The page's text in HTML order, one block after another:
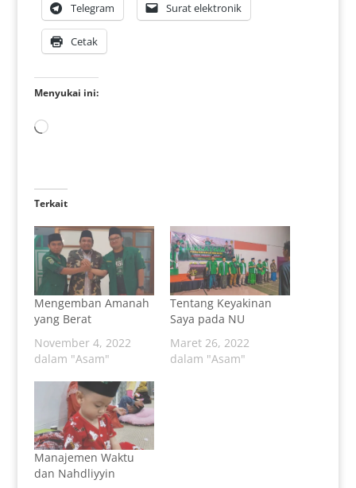
Telegram Surat elektronik
Cetak
Menyukai ini:
Memuat...
Terkait
Mengemban Amanah
yang Berat
November 4, 2022
dalam "Asam"
Tentang Keyakinan
Saya pada NU
Maret 26, 2022
dalam "Asam"
Manajemen Waktu
dan Nahdliyyin